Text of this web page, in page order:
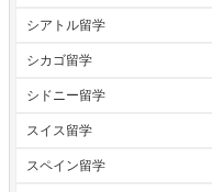
シアトル留学
シカゴ留学
シドニー留学
スイス留学
スペイン留学